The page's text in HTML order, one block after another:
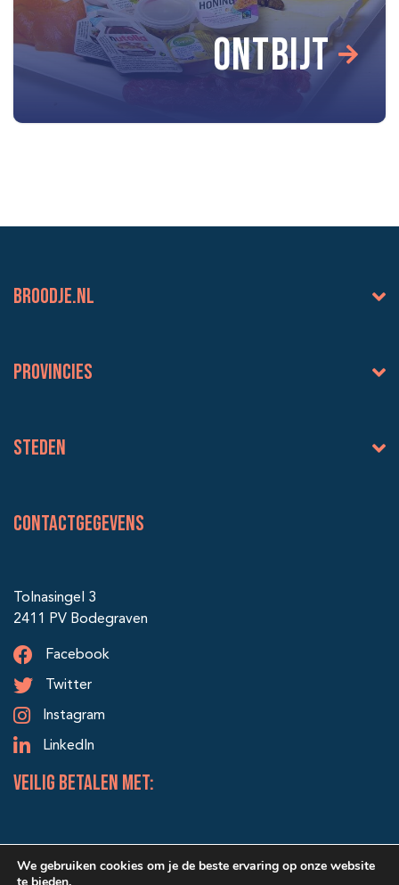
ONTBIJT
BROODJE.NL
Provincies
Steden
Contactgegevens
Tolnasingel 3
2411 PV Bodegraven
Facebook
Twitter
Instagram
LinkedIn
veilig betalen met:
We gebruiken cookies om je de beste ervaring op onze website